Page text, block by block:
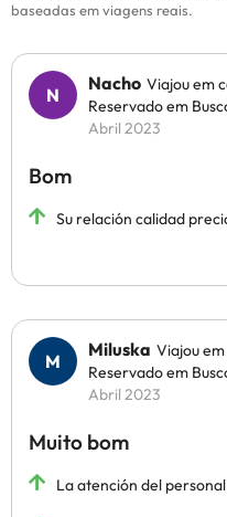
baseadas em viagens reais.
Nacho Viajou em
Reservado em
Abril 2023
Bom
Su relación calidad
Miluska Viajou
Reservado em
Abril 2023
Muito bom
La atención del